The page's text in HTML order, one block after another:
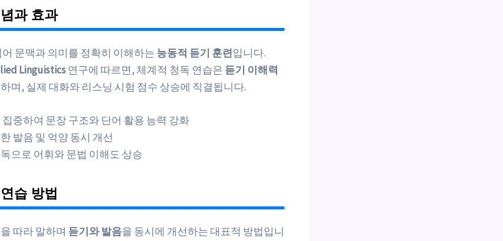
과 효과
문맥과 의미를 정확히 이해하는 능동적 듣기 훈련입니다.
Linguistics연구에 따르면, 체계적 청독 연습은 듣기 이해력
며, 실제 대화와 리스닝 시험 점수 상승에 직결됩니다.
중하여 문장 구조와 단어 활용 능력 강화
발음 및 억양 동시 개선
으로 어휘와 문법 이해도 상승
습 방법
따라 말하며 듣기와 발음을 동시에 개선하는 대표적 방법입니